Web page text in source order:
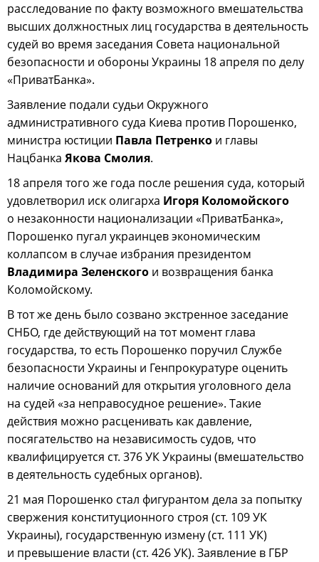
расследование по факту возможного вмешательства
высших должностных лиц государства в деятельность
судей во время заседания Совета национальной
безопасности и обороны Украины 18 апреля по делу
«ПриватБанка».
Заявление подали судьи Окружного
административного суда Киева против Порошенко,
министра юстиции Павла Петренко и главы
Нацбанка Якова Смолия.
18 апреля того же года после решения суда, который
удовлетворил иск олигарха Игоря Коломойского
о незаконности национализации «ПриватБанка»,
Порошенко пугал украинцев экономическим
коллапсом в случае избрания президентом
Владимира Зеленского и возвращения банка
Коломойскому.
В тот же день было созвано экстренное заседание
СНБО, где действующий на тот момент глава
государства, то есть Порошенко поручил Службе
безопасности Украины и Генпрокуратуре оценить
наличие оснований для открытия уголовного дела
на судей «за неправосудное решение». Такие
действия можно расценивать как давление,
посягательство на независимость судов, что
квалифицируется ст. 376 УК Украины (вмешательство
в деятельность судебных органов).
21 мая Порошенко стал фигурантом дела за попытку
свержения конституционного строя (ст. 109 УК
Украины), государственную измену (ст. 111 УК)
и превышение власти (ст. 426 УК). Заявление в ГБР